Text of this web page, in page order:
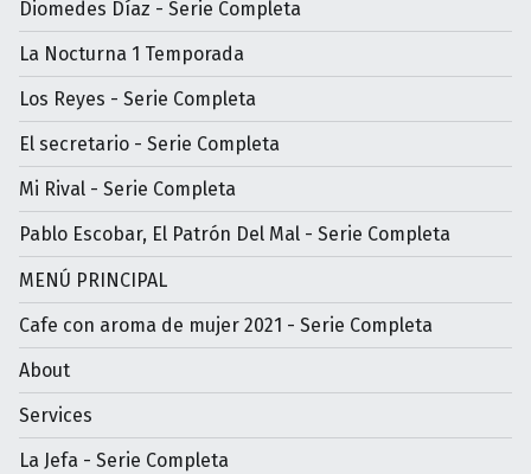
Diomedes Díaz - Serie Completa
La Nocturna 1 Temporada
Los Reyes - Serie Completa
El secretario - Serie Completa
Mi Rival - Serie Completa
Pablo Escobar, El Patrón Del Mal - Serie Completa
MENÚ PRINCIPAL
Cafe con aroma de mujer 2021 - Serie Completa
About
Services
La Jefa - Serie Completa